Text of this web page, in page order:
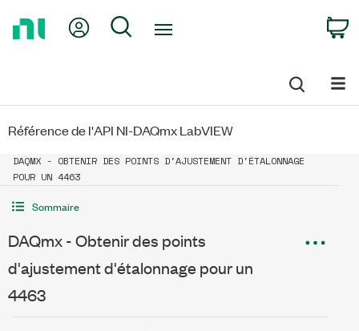
My Account
Search
Référence de l'API NI-DAQmx LabVIEW
DAQMX - OBTENIR DES POINTS D'AJUSTEMENT D'ÉTALONNAGE
POUR UN 4463
Sommaire
DAQmx - Obtenir des points
d'ajustement d'étalonnage pour un
4463